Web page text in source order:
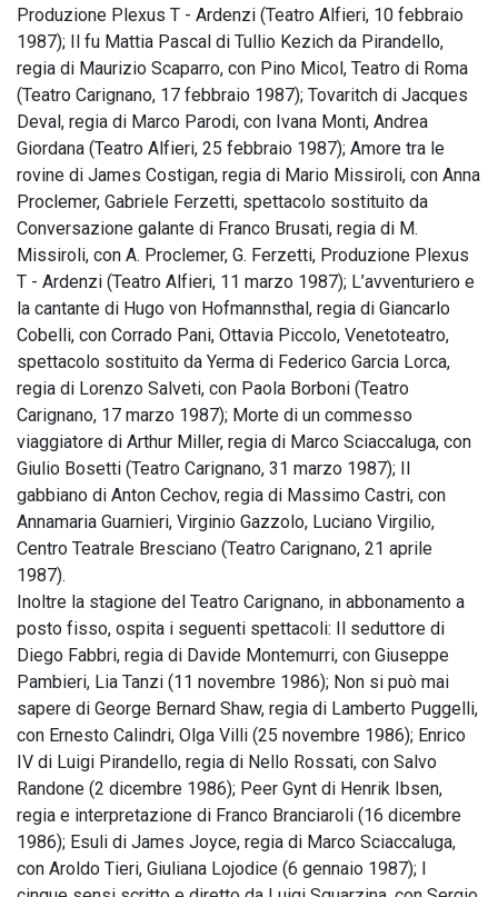
Produzione Plexus T - Ardenzi (Teatro Alfieri, 10 febbraio
1987); Il fu Mattia Pascal di Tullio Kezich da Pirandello,
regia di Maurizio Scaparro, con Pino Micol, Teatro di Roma
(Teatro Carignano, 17 febbraio 1987); Tovaritch di Jacques
Deval, regia di Marco Parodi, con Ivana Monti, Andrea
Giordana (Teatro Alfieri, 25 febbraio 1987); Amore tra le
rovine di James Costigan, regia di Mario Missiroli, con Anna
Proclemer, Gabriele Ferzetti, spettacolo sostituito da
Conversazione galante di Franco Brusati, regia di M.
Missiroli, con A. Proclemer, G. Ferzetti, Produzione Plexus
T - Ardenzi (Teatro Alfieri, 11 marzo 1987); L’avventuriero e
la cantante di Hugo von Hofmannsthal, regia di Giancarlo
Cobelli, con Corrado Pani, Ottavia Piccolo, Venetoteatro,
spettacolo sostituito da Yerma di Federico Garcia Lorca,
regia di Lorenzo Salveti, con Paola Borboni (Teatro
Carignano, 17 marzo 1987); Morte di un commesso
viaggiatore di Arthur Miller, regia di Marco Sciaccaluga, con
Giulio Bosetti (Teatro Carignano, 31 marzo 1987); Il
gabbiano di Anton Cechov, regia di Massimo Castri, con
Annamaria Guarnieri, Virginio Gazzolo, Luciano Virgilio,
Centro Teatrale Bresciano (Teatro Carignano, 21 aprile
1987).
Inoltre la stagione del Teatro Carignano, in abbonamento a
posto fisso, ospita i seguenti spettacoli: Il seduttore di
Diego Fabbri, regia di Davide Montemurri, con Giuseppe
Pambieri, Lia Tanzi (11 novembre 1986); Non si può mai
sapere di George Bernard Shaw, regia di Lamberto Puggelli,
con Ernesto Calindri, Olga Villi (25 novembre 1986); Enrico
IV di Luigi Pirandello, regia di Nello Rossati, con Salvo
Randone (2 dicembre 1986); Peer Gynt di Henrik Ibsen,
regia e interpretazione di Franco Branciaroli (16 dicembre
1986); Esuli di James Joyce, regia di Marco Sciaccaluga,
con Aroldo Tieri, Giuliana Lojodice (6 gennaio 1987); I